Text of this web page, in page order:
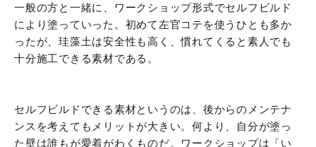
一般の方と一緒に、ワークショップ形式でセルフビルド
により塗っていった。初めて左官コテを使うひとも多か
ったが、珪藻土は安全性も高く、慣れてくると素人でも
十分施工できる素材である。
セルフビルドできる素材というのは、後からのメンテナ
ンスを考えてもメリットが大きい。何より、自分が塗っ
た壁は誰もが愛着がわくものだ。ワークショップは「い